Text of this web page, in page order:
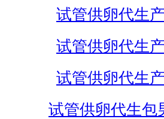
试管供卵代生
试管供卵代生
试管供卵代生
试管供卵代生包